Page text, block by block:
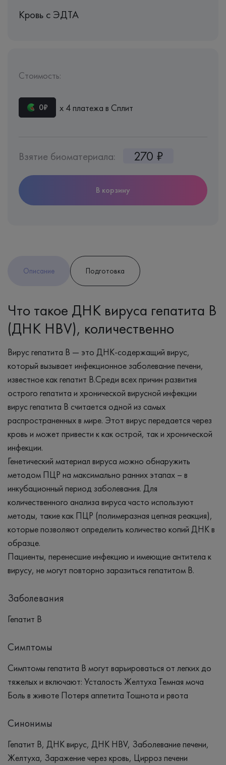
Кровь c ЭДТА
Стоимость:
0₽ х 4 платежа в Сплит
Взятие биоматериала: 270 ₽
В корзину
Описание Подготовка
Что такое ДНК вируса гепатита B
(ДНК HBV), количественно
Вирус гепатита B — это ДНК-содержащий вирус,
который вызывает инфекционное заболевание печени,
известное как гепатит В.Среди всех причин развития
острого гепатита и хронической вирусной инфекции
вирус гепатита В считается одной из самых
распространенных в мире. Этот вирус передается через
кровь и может привести к как острой, так и хронической
инфекции.
Генетический материал вируса можно обнаружить
методом ПЦР на максимально ранних этапах – в
инкубационный период заболевания. Для
количественного анализа вируса часто используют
методы, такие как ПЦР (полимеразная цепная реакция),
которые позволяют определить количество копий ДНК в
образце.
Пациенты, перенесшие инфекцию и имеющие антитела к
вирусу, не могут повторно заразиться гепатитом B.
Заболевания
Гепатит В
Симптомы
Симптомы гепатита В могут варьироваться от легких до
тяжелых и включают: Усталость Желтуха Темная моча
Боль в животе Потеря аппетита Тошнота и рвота
Синонимы
Гепатит В, ДНК вирус, ДНК HBV, Заболевание печени,
Желтуха, Заражение через кровь, Цирроз печени